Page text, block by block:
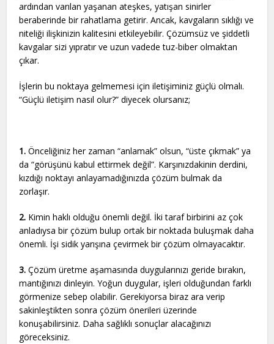
ardından varılan yaşanan ateşkes, yatışan sinirler
beraberinde bir rahatlama getirir. Ancak, kavgaların sıklığı ve
niteliği ilişkinizin kalitesini etkileyebilir. Çözümsüz ve şiddetli
kavgalar sizi yıpratır ve uzun vadede tuz-biber olmaktan
çıkar.
İşlerin bu noktaya gelmemesi için iletişiminiz güçlü olmalı.
“Güçlü iletişim nasıl olur?” diyecek olursanız;
1. Önceliğiniz her zaman “anlamak” olsun, “üste çıkmak” ya
da “görüşünü kabul ettirmek değil”. Karşınızdakinin derdini,
kızdığı noktayı anlayamadığınızda çözüm bulmak da
zorlaşır.
2. Kimin haklı olduğu önemli değil. İki taraf birbirini az çok
anladıysa bir çözüm bulup ortak bir noktada buluşmak daha
önemli. İşi sidik yarışına çevirmek bir çözüm olmayacaktır.
3. Çözüm üretme aşamasında duygularınızı geride bırakın,
mantığınızı dinleyin. Yoğun duygular, işleri olduğundan farklı
görmenize sebep olabilir. Gerekiyorsa biraz ara verip
sakinleştikten sonra çözüm önerileri üzerinde
konuşabilirsiniz. Daha sağlıklı sonuçlar alacağınızı
göreceksiniz.